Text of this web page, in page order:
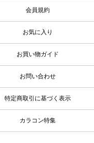
会員規約
お気に入り
お買い物ガイド
お問い合わせ
特定商取引に基づく表示
カラコン特集